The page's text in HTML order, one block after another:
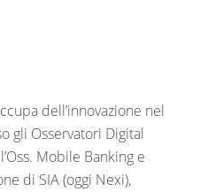
dell’innovazione nel
gli Osservatori Digital
Mobile Banking e
di SIA (oggi Nexi),